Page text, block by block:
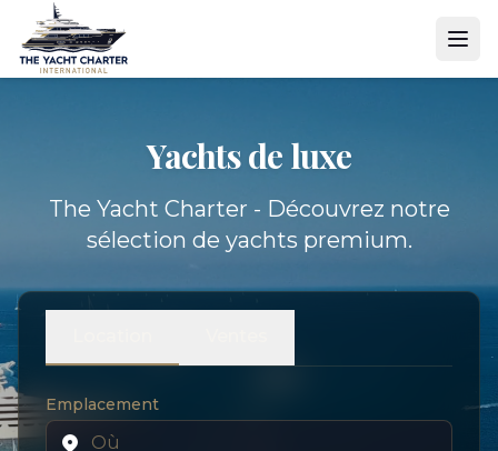
Yachts de luxe
The Yacht Charter - Découvrez notre
sélection de yachts premium.
Emplacement